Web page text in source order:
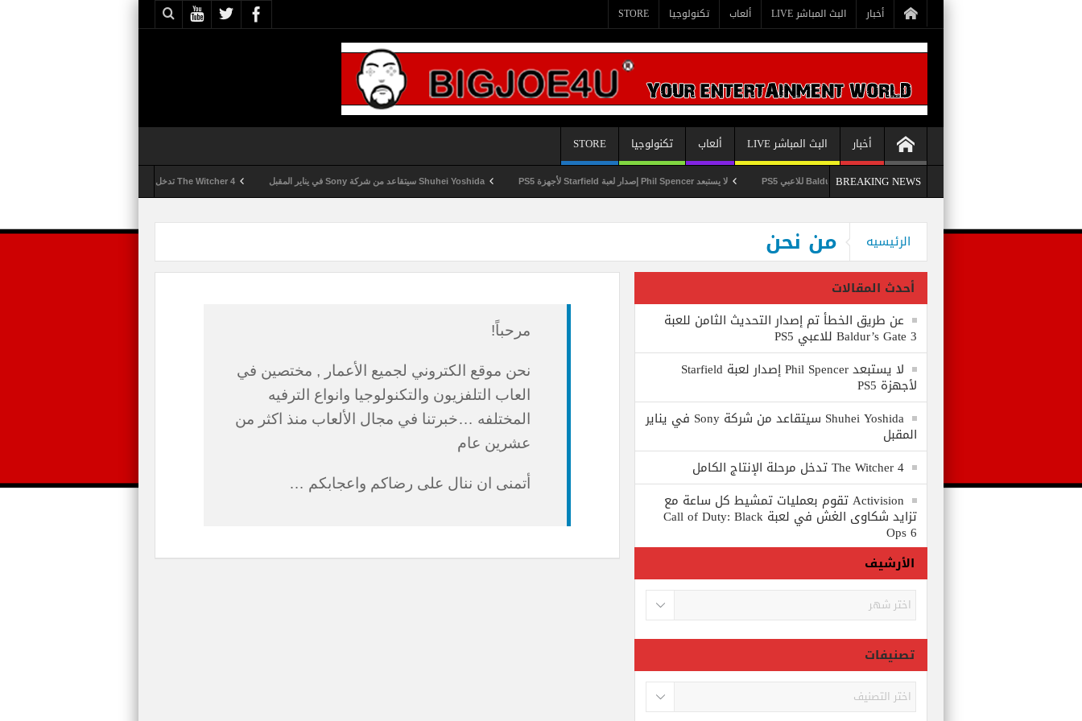
أخبار البث المباشر LIVE ألعاب تكنولوجيا STORE
أخبار البث المباشر LIVE ألعاب تكنولوجيا
STORE
BREAKING NEWSعن طريق الخطأ تم إصدار التحديث الثامن للعبة Baldur’s Gate 3 للاعبي PS5 لا يستبعد Phil Spencer إصدار لعبة Starfield لأجهزة PS5 Shuhei Yoshida سيتقاعد من شركة Sony في يناير المقبل The Witcher 4 تدخل مرحلة الإنتاج الكامل
الرئيسيه من نحن
مرحباً!
نحن موقع الكتروني لجميع الأعمار , مختصين في
العاب التلفزيون والتكنولوجيا وانواع الترفيه
المختلفه …خبرتنا في مجال الألعاب منذ اكثر من
عشرين عام
أتمنى ان ننال على رضاكم واعجابكم …
أحدث المقالات
عن طريق الخطأ تم إصدار التحديث الثامن للعبة
Baldur’s Gate 3 للاعبي PS5
لا يستبعد Phil Spencer إصدار لعبة Starfield
لأجهزة PS5
Shuhei Yoshida سيتقاعد من شركة Sony في يناير
المقبل
The Witcher 4 تدخل مرحلة الإنتاج الكامل
Activision تقوم بعمليات تمشيط كل ساعة مع
تزايد شكاوى الغش في لعبة Call of Duty: Black
Ops 6
الأرشيف
الأرشيف
تصنيفات
تصنيفات